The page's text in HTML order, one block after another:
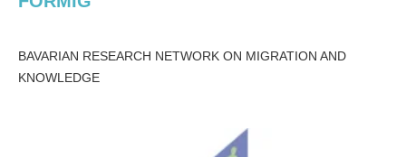
BAVARIAN RESEARCH NETWORK ON MIGRATION AND
KNOWLEDGE